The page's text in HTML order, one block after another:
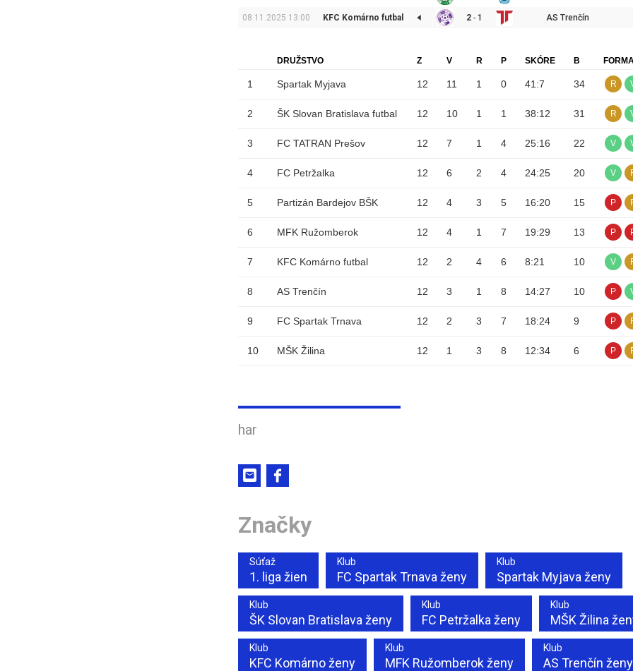
08.11.2025 13:00 KFC Komárno futbal 2 - 1 AS Trenčín
DRUŽSTVO Z V R P SKÓRE B FORMA
1 Spartak Myjava 12 11 1 0 41 :7 34 R
2 ŠK Slovan Bratislava futbal 12 10 1 1 38:12 31 R
3 FC TATRAN Prešov 12 7 1 4 25:16 22 V
4 FC Petržalka 12 6 2 4 24:25 20 V
5 Partizán Bardejov BŠK 12 4 3 5 16:20 15 P
6 MFK Ružomberok 12 4 1 7 19:29 13 P
7 KFC Komárno futbal 12 2 4 6 8:21 10 V
8 AS Trenčín 12 3 1 8 14:27 10 P
9 FC Spartak Trnava 12 2 3 7 18:24 9 P
10 MŠK Žilina 12 1 3 8 12:34 6 P
har
Značky
Súťaž
1. liga žien
Klub
FC Spartak Trnava ženy
Klub
Spartak Myjava ženy
Klub
ŠK Slovan Bratislava ženy
Klub
FC Petržalka ženy
Klub
MŠK Žilina
Klub
KFC Komárno ženy
Klub
MFK Ružomberok ženy
Klub
AS Trenčín ženy